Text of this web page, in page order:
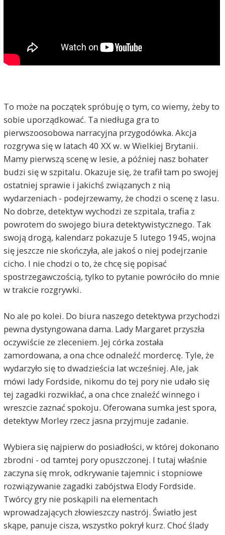
To może na początek spróbuję o tym, co wiemy, żeby to
sobie uporządkować. Ta niedługa gra to
pierwszoosobowa narracyjna przygodówka. Akcja
rozgrywa się w latach 40 XX w. w Wielkiej Brytanii.
Mamy pierwszą scenę w lesie, a później nasz bohater
budzi się w szpitalu. Okazuje się, że trafił tam po swojej
ostatniej sprawie i jakichś związanych z nią
wydarzeniach - podejrzewamy, że chodzi o scenę z lasu.
No dobrze, detektyw wychodzi ze szpitala, trafia z
powrotem do swojego biura detektywistycznego. Tak
swoją drogą, kalendarz pokazuje 5 lutego 1945, wojna
się jeszcze nie skończyła, ale jakoś o niej podejrzanie
cicho. I nie chodzi o to, że chcę się popisać
spostrzegawczością, tylko to pytanie powróciło do mnie
w trakcie rozgrywki.
No ale po kolei. Do biura naszego detektywa przychodzi
pewna dystyngowana dama. Lady Margaret przyszła
oczywiście ze zleceniem. Jej córka została
zamordowana, a ona chce odnaleźć mordercę. Tyle, że
wydarzyło się to dwadzieścia lat wcześniej. Ale, jak
mówi lady Fordside, nikomu do tej pory nie udało się
tej zagadki rozwikłać, a ona chce znaleźć winnego i
wreszcie zaznać spokoju. Oferowana sumka jest spora,
detektyw Morley rzecz jasna przyjmuje zadanie.
Wybiera się najpierw do posiadłości, w której dokonano
zbrodni - od tamtej pory opuszczonej. I tutaj właśnie
zaczyna się mrok, odkrywanie tajemnic i stopniowe
rozwiązywanie zagadki zabójstwa Elody Fordside.
Twórcy gry nie poskąpili na elementach
wprowadzających złowieszczy nastrój. Światło jest
skąpe, panuje cisza, wszystko pokrył kurz. Choć ślady